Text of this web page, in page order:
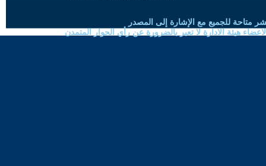
متاحة للجميع مع الإشارة إلى المصدر
هيئة الادارة لا تعبر بالضرورة عن رأي الحوار المتمدن